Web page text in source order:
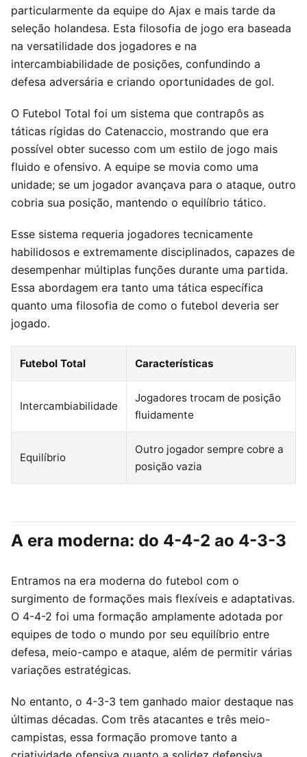
particularmente da equipe do Ajax e mais tarde da
seleção holandesa. Esta filosofia de jogo era baseada
na versatilidade dos jogadores e na
intercambiabilidade de posições, confundindo a
defesa adversária e criando oportunidades de gol.
O Futebol Total foi um sistema que contrapôs as
táticas rígidas do Catenaccio, mostrando que era
possível obter sucesso com um estilo de jogo mais
fluido e ofensivo. A equipe se movia como uma
unidade; se um jogador avançava para o ataque, outro
cobria sua posição, mantendo o equilíbrio tático.
Esse sistema requeria jogadores tecnicamente
habilidosos e extremamente disciplinados, capazes de
desempenhar múltiplas funções durante uma partida.
Essa abordagem era tanto uma tática específica
quanto uma filosofia de como o futebol deveria ser
jogado.
Futebol Total Características
Intercambiabilidade
Jogadores trocam de posição
fluidamente
Equilíbrio
Outro jogador sempre cobre a
posição vazia
A era moderna: do 4-4-2 ao 4-3-3
Entramos na era moderna do futebol com o
surgimento de formações mais flexíveis e adaptativas.
O 4-4-2 foi uma formação amplamente adotada por
equipes de todo o mundo por seu equilíbrio entre
defesa, meio-campo e ataque, além de permitir várias
variações estratégicas.
No entanto, o 4-3-3 tem ganhado maior destaque nas
últimas décadas. Com três atacantes e três meio-
campistas, essa formação promove tanto a